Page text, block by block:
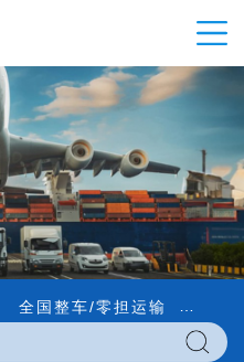
全国整车/零担运输 内外贸